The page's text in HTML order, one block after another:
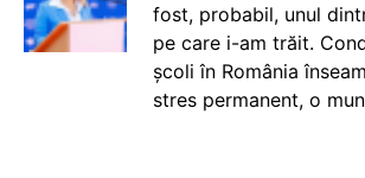
fost, probabil, unul
pe care i-am trăit.
școli în România
stres permanent, o